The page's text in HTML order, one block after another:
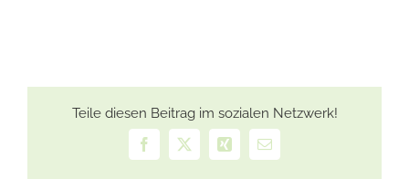
Teile diesen Beitrag im sozialen Netzwerk!
Facebook
X Xing
E-